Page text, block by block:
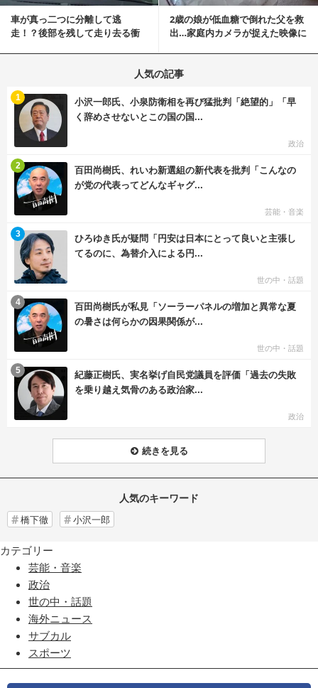
車が真っ二つに分離して逃
走！？後部を残して走り去る衝
2歳の娘が低血糖で倒れた父を救
出…家庭内カメラが捉えた映像に
人気の記事
小沢一郎氏、小泉防衛相を再び猛批判「絶望的」「早
く辞めさせないとこの国の国...
政治
1
百田尚樹氏、れいわ新選組の新代表を批判「こんなの
が党の代表ってどんなギャグ...
芸能・音楽
2
ひろゆき氏が疑問「円安は日本にとって良いと主張し
てるのに、為替介入による円...
世の中・話題
3
百田尚樹氏が私見「ソーラーパネルの増加と異常な夏
の暑さは何らかの因果関係が...
世の中・話題
4
紀藤正樹氏、実名挙げ自民党議員を評価「過去の失敗
を乗り越え気骨のある政治家...
政治
5
続きを見る
人気のキーワード
橋下徹 小沢一郎
カテゴリー
芸能・音楽
政治
世の中・話題
海外ニュース
サブカル
スポーツ